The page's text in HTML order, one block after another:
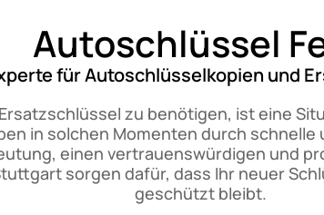
Autoschlüssel
für Autoschlüsselkopien und
zu benötigen, ist eine
in solchen Momenten durch
einen vertrauenswürdigen und
sorgen dafür, dass Ihr neuer
geschützt bleibt.